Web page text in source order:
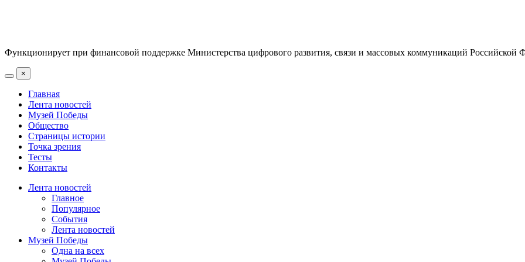
Функционирует при финансовой поддержке Министерства цифрового развития, связи и массовых коммуникаций Российской
×
Главная
Лента новостей
Музей Победы
Общество
Страницы истории
Точка зрения
Тесты
Контакты
Лента новостей
Главное
Популярное
События
Лента новостей
Музей Победы
Одна на всех